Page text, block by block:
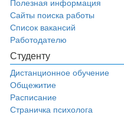
Полезная информация
Сайты поиска работы
Список вакансий
Работодателю
Студенту
Дистанционное обучение
Общежитие
Расписание
Страничка психолога